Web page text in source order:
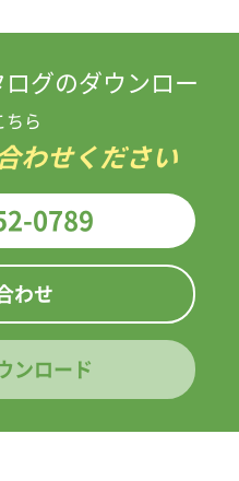
グのダウンロー
ちら
わせください
0789
わせ
ンロード